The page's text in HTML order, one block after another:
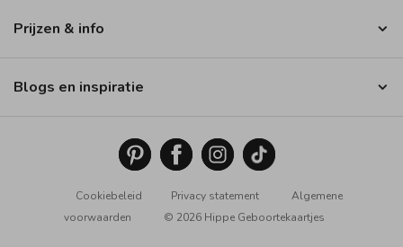
Prijzen & info
Blogs en inspiratie
Cookiebeleid Privacy statement
Algemene
voorwaarden
© 2026 Hippe Geboortekaartjes